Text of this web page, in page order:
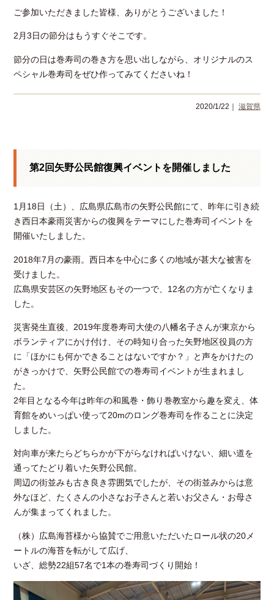
ご参加いただきました皆様、ありがとうございました！
2月3日の節分はもうすぐそこです。
節分の日は巻寿司の巻き方を思い出しながら、オリジナルのス
ペシャル巻寿司をぜひ作ってみてくださいね！
2020/1/22｜ 滋賀県
第2回矢野公民館復興イベントを開催しました
1月18日（土）、広島県広島市の矢野公民館にて、昨年に引き続
き西日本豪雨災害からの復興をテーマにした巻寿司イベントを
開催いたしました。
2018年7月の豪雨。西日本を中心に多くの地域が甚大な被害を
受けました。
広島県安芸区の矢野地区もその一つで、12名の方が亡くなりま
した。
災害発生直後、2019年度巻寿司大使の八幡名子さんが東京から
ボランティアにかけ付け、その時知り合った矢野地区役員の方
に「ほかにも何かできることはないですか？」と声をかけたの
がきっかけで、矢野公民館での巻寿司イベントが生まれまし
た。
2年目となる今年は昨年の和風巻・飾り巻教室から趣を変え、体
育館をめいっぱい使って20mのロング巻寿司を作ることに決定
しました。
対向車が来たらどちらかが下がらなければいけない、細い道を
通ってたどり着いた矢野公民館。
周辺の街並みも古き良き雰囲気でしたが、その街並みからは意
外なほど、たくさんの小さなお子さんと若いお父さん・お母さ
んが集まってくれました。
（株）広島海苔様から協賛でご用意いただいたロール状の20メ
ートルの海苔を転がして広げ、
いざ、総勢22組57名で1本の巻寿司づくり開始！